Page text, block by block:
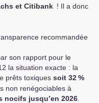
et Citibank ! Il a donc
recommandée
son rapport pour le
la situation exacte : la
prêts toxiques soit 32%
non renégociables à
nocifs jusqu’en 2026